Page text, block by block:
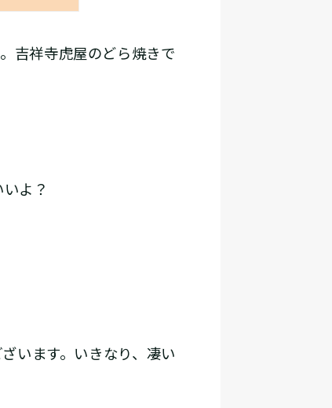
吉祥寺虎屋のどら焼きで
よ？
います。いきなり、凄い